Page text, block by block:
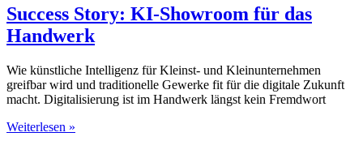
Success Story: KI-Showroom für das
Handwerk
Wie künstliche Intelligenz für Kleinst- und Kleinunternehmen
greifbar wird und traditionelle Gewerke fit für die digitale Zukunft
macht. Digitalisierung ist im Handwerk längst kein Fremdwort
Weiterlesen »